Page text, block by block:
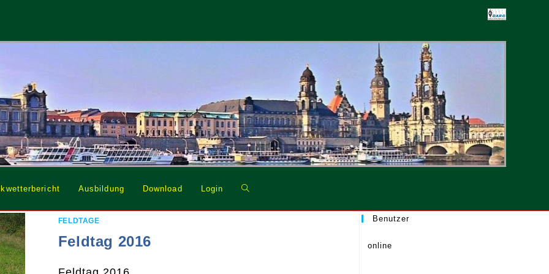
Ausbildung Download Login Website-
Suche
FELDTAGE
Feldtag 2016
Benutzer
online